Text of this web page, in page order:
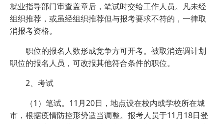
就业指导部门审查盖章后，笔试时交给工作人员。凡未经
组织推荐，或虽经组织推荐但与报考要求不符的，一律取
消报考资格。
职位的报名人数形成竞争方可开考。被取消选调计划
职位的报名人员，可改报其他符合条件的职位。
2、考试
（1）笔试。11月20日，地点设在校内或学校所在城
市，根据疫情防控形势适当调整。报考人员于11月18日登